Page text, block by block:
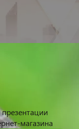
магазина